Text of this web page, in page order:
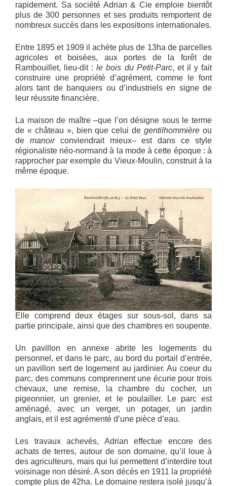
rapidement. Sa société Adrian & Cie emploie bientôt
plus de 300 personnes et ses produits remportent de
nombreux succès dans les expositions internationales.
Entre 1895 et 1909 il achète plus de 13ha de parcelles
agricoles et boisées, aux portes de la forêt de
Rambouillet, lieu-dit :le bois du Petit-Parc, et il y fait
construire une propriété d’agrément, comme le font
alors tant de banquiers ou d’industriels en signe de
leur réussite financière.
La maison de maître –que l’on désigne sous le terme
de « château », bien que celui degentilhommière ou
de manoirconviendrait mieux– est dans ce style
régionaliste néo-normand à la mode à cette époque : à
rapprocher par exemple du Vieux-Moulin, construit à la
même époque.
Elle comprend deux étages sur sous-sol, dans sa
partie principale, ainsi que des chambres en soupente.
Un pavillon en annexe abrite les logements du
personnel, et dans le parc, au bord du portail d’entrée,
un pavillon sert de logement au jardinier. Au coeur du
parc, des communs comprennent une écurie pour trois
chevaux, une remise, la chambre du cocher, un
pigeonnier, un grenier, et le poulailler. Le parc est
aménagé, avec un verger, un potager, un jardin
anglais, et il est agrémenté d’une pièce d’eau.
Les travaux achevés, Adrian effectue encore des
achats de terres, autour de son domaine, qu’il loue à
des agriculteurs, mais qui lui permettent d’interdire tout
voisinage non désiré. A son décès en 1911 la propriété
compte plus de 42ha. Le domaine restera isolé jusqu’à